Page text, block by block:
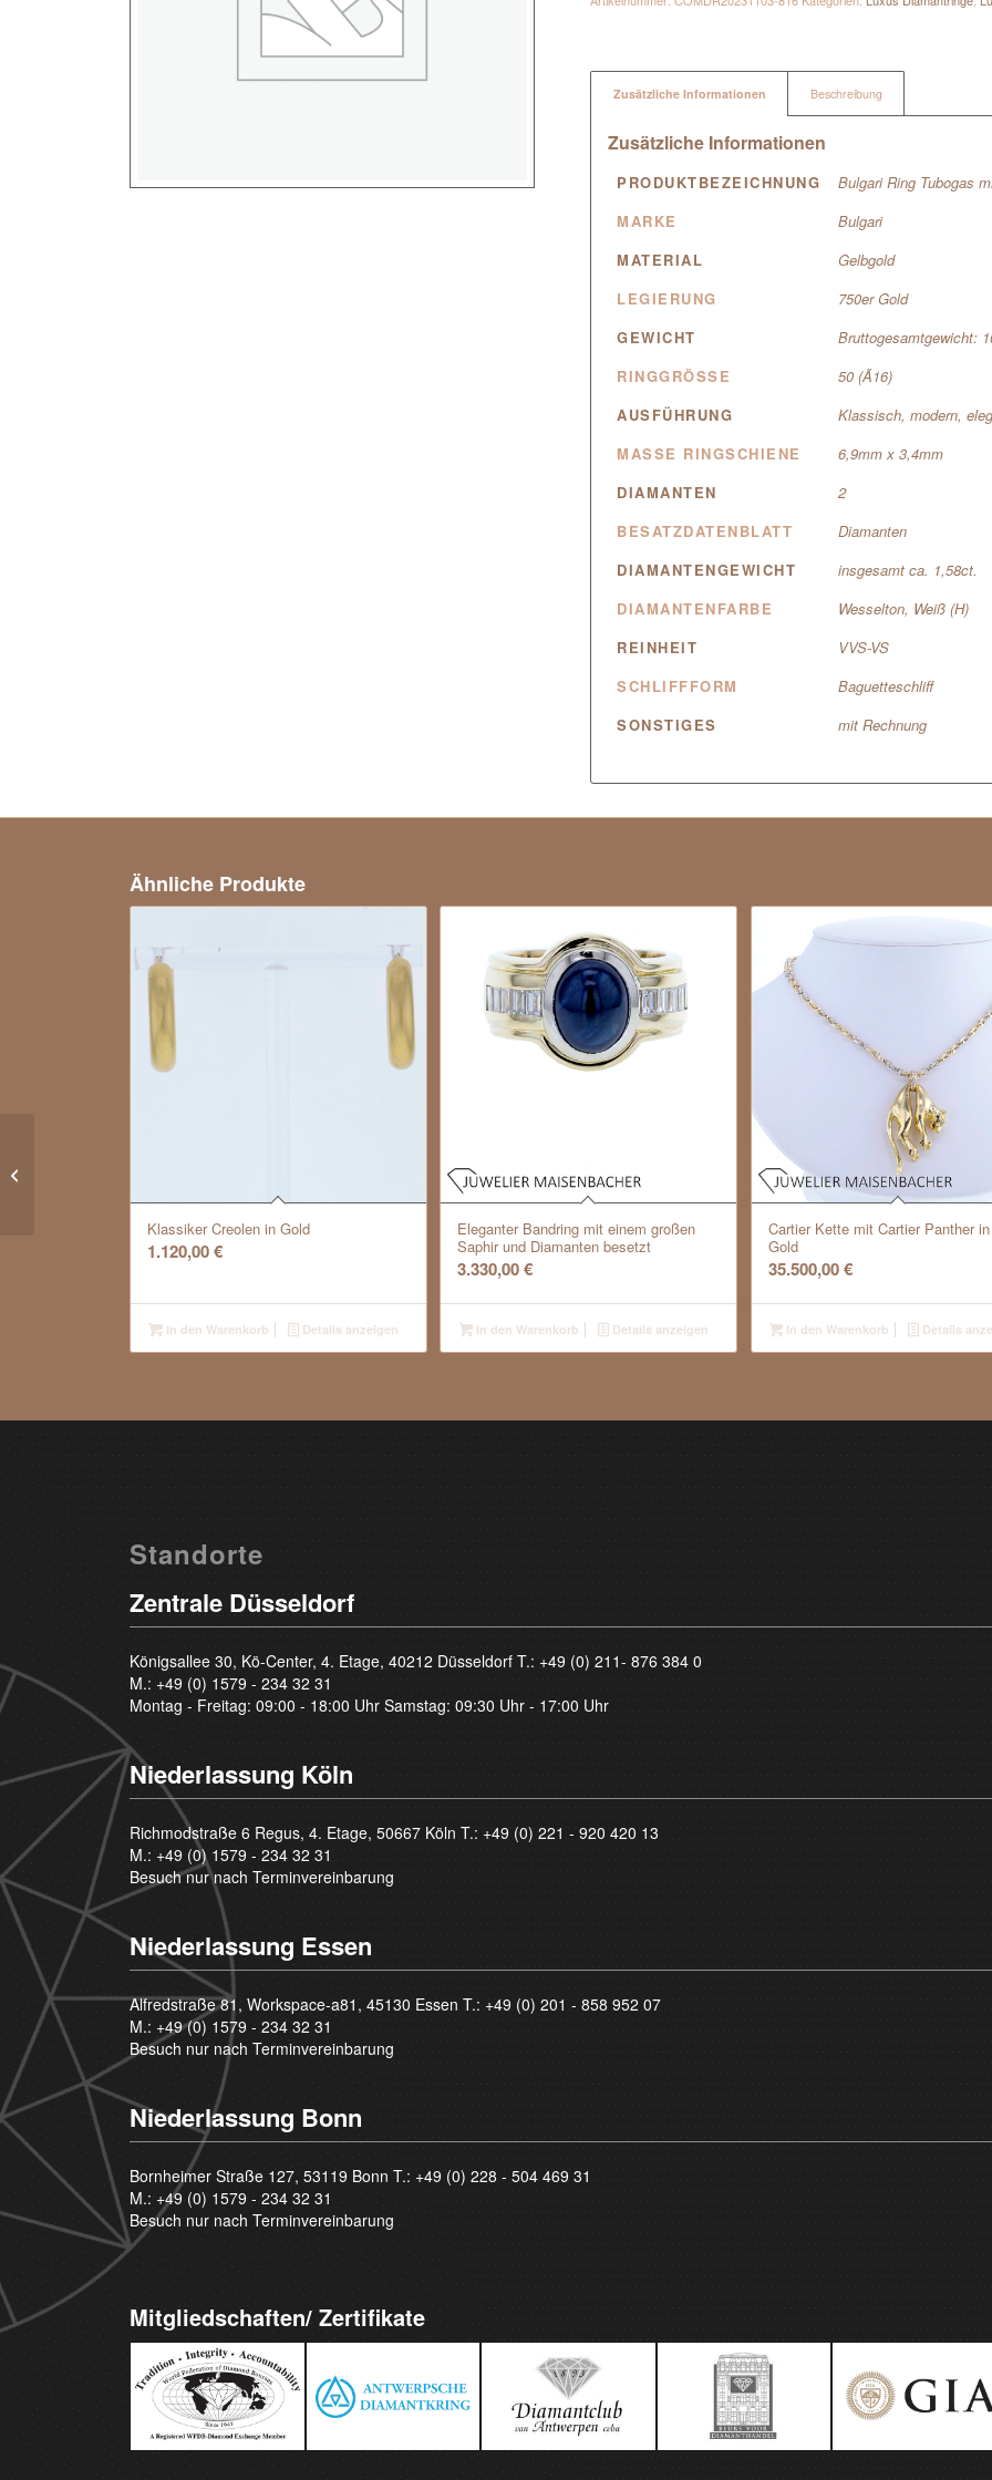
Zusätzliche Informationen Beschreibung
Zusätzliche Informationen
PRODUKTBEZEICHNUNG
Bulgari Ring Tubogas
MARKE
Bulgari
MATERIAL
Gelbgold
LEGIERUNG
750er Gold
GEWICHT
Bruttogesamtgewicht:
RINGGRÖSSE
50 (Ã16)
AUSFÜHRUNG
Klassisch, modern,
MASSE RINGSCHIENE
6,9mm x 3,4mm
DIAMANTEN
2
BESATZDATENBLATT
Diamanten
DIAMANTENGEWICHT
insgesamt ca. 1,58ct.
DIAMANTENFARBE
Wesselton, Weiß (H)
REINHEIT
VVS-VS
SCHLIFFFORM
Baguetteschliff
SONSTIGES
mit Rechnung
Ähnliche Produkte
Klassiker Creolen in Gold
1.120,00€
In den Warenkorb Details anzeigen
Eleganter Bandring mit einem großen
Saphir und Diamanten besetzt
3.330,00€
In den Warenkorb Details anzeigen
Cartier Kette mit Cartier Panther
Gold
35.500,00€
In den Warenkorb Details
Standorte
Zentrale Düsseldorf
Königsallee 30, Kö-Center, 4. Etage, 40212 Düsseldorf T.: +49 (0) 211- 876 384 0
M.: +49 (0) 1579 - 234 32 31
Montag - Freitag: 09:00 - 18:00 Uhr Samstag: 09:30 Uhr - 17:00 Uhr
Niederlassung Köln
Richmodstraße 6 Regus, 4. Etage, 50667 Köln T.: +49 (0) 221 - 920 420 13
M.: +49 (0) 1579 - 234 32 31
Besuch nur nach Terminvereinbarung
Niederlassung Essen
Alfredstraße 81, Workspace-a81, 45130 Essen T.: +49 (0) 201 - 858 952 07
M.: +49 (0) 1579 - 234 32 31
Besuch nur nach Terminvereinbarung
Niederlassung Bonn
Bornheimer Straße 127, 53119 Bonn T.: +49 (0) 228 - 504 469 31
M.: +49 (0) 1579 - 234 32 31
Besuch nur nach Terminvereinbarung
Mitgliedschaften/ Zertifikate